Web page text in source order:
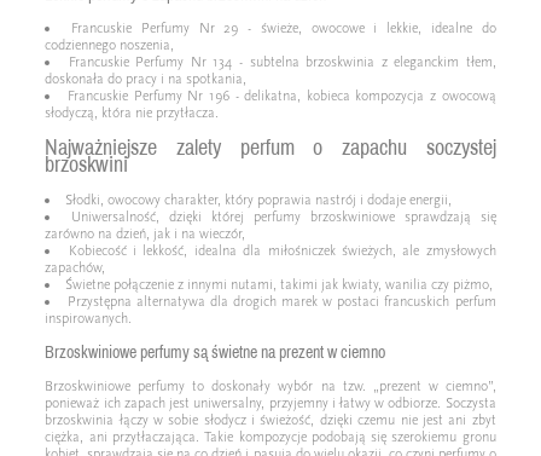
Francuskie Perfumy Nr 29 - świeże, owocowe i lekkie, idealne do
codziennego noszenia,
Francuskie Perfumy Nr 134 - subtelna brzoskwinia z eleganckim tłem,
doskonała do pracy i na spotkania,
Francuskie Perfumy Nr 196 - delikatna, kobieca kompozycja z owocową
słodyczą, która nie przytłacza.
Najważniejsze zalety perfum o zapachu soczystej
brzoskwini
Słodki, owocowy charakter, który poprawia nastrój i dodaje energii,
Uniwersalność, dzięki której perfumy brzoskwiniowe sprawdzają się
zarówno na dzień, jak i na wieczór,
Kobiecość i lekkość, idealna dla miłośniczek świeżych, ale zmysłowych
zapachów,
Świetne połączenie z innymi nutami, takimi jak kwiaty, wanilia czy piżmo,
Przystępna alternatywa dla drogich marek w postaci francuskich perfum
inspirowanych.
Brzoskwiniowe perfumy są świetne na prezent w ciemno
Brzoskwiniowe perfumy to doskonały wybór na tzw. „prezent w ciemno”,
ponieważ ich zapach jest uniwersalny, przyjemny i łatwy w odbiorze. Soczysta
brzoskwinia łączy w sobie słodycz i świeżość, dzięki czemu nie jest ani zbyt
ciężka, ani przytłaczająca. Takie kompozycje podobają się szerokiemu gronu